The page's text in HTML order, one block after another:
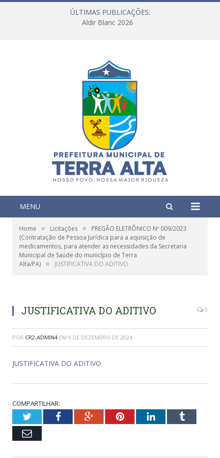
ÚLTIMAS PUBLICAÇÕES:
Aldir Blanc 2026
MENU
Home » Licitações »
PREGÃO ELETRÔNICO Nº 009/2023
(Contratação de Pessoa Jurídica para a aquisição de
medicamentos, para atender as necessidades da Secretaria
Municipal de Saúde do município de Terra
Alta/PA) » JUSTIFICATIVA DO ADITIVO
JUSTIFICATIVA DO ADITIVO 0
POR CR2-ADMIN4 EM 9 DE DEZEMBRO DE 2024
JUSTIFICATIVA DO ADITIVO
COMPARTILHAR:
TwitterFacebookGoogle+PinterestLinkedInTumblr
Email